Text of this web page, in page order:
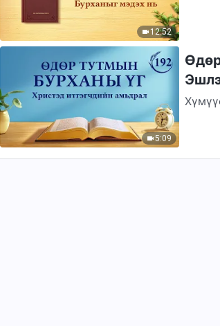
12:52
5:09